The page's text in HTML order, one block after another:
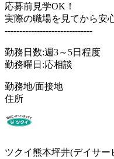
応募前見学OK！
実際の職場を見てから安
------------------------------
勤務日数:週3～5日程度
勤務曜日:応相談
勤務地/面接地
住所
ツクイ熊本坪井(デイサー